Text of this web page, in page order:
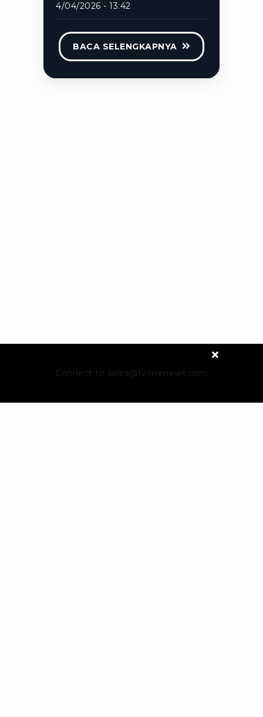
4/04/2026 - 13:42
BACA SELENGKAPNYA